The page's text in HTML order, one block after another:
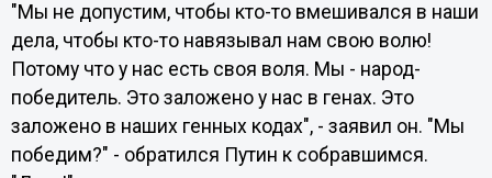
"Мы не допустим, чтобы кто-то вмешивался в наши
дела, чтобы кто-то навязывал нам свою волю!
Потому что у нас есть своя воля. Мы - народ-
победитель. Это заложено у нас в генах. Это
заложено в наших генных кодах", - заявил он. "Мы
победим?" - обратился Путин к собравшимся.